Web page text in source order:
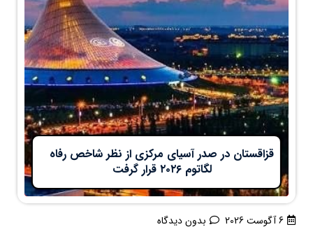
قزاقستان در صدر آسیای مرکزی از نظر شاخص رفاه
لگاتوم ۲۰۲۶ قرار گرفت
6 آگوست 2026 بدون دیدگاه